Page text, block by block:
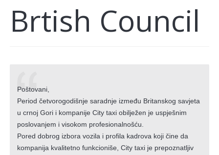
Brtish Council
Poštovani,
Period četvorogodišnje saradnje između Britanskog savjeta
u crnoj Gori i kompanije City taxi obilježen je uspješnim
poslovanjem i visokom profesionalnošću.
Pored dobrog izbora vozila i profila kadrova koji čine da
kompanija kvalitetno funkcioniše, City taxi je prepoznatljiv